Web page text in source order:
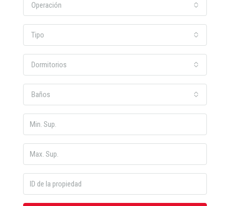
Operación
Tipo
Dormitorios
Baños